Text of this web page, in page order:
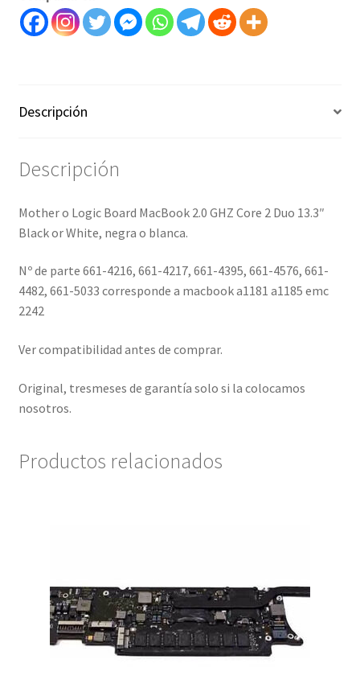
White
A1181
cantidad
Descripción
Descripción
Mother o Logic Board MacBook 2.0 GHZ Core 2 Duo 13.3″
Black or White, negra o blanca.
Nº de parte 661-4216, 661-4217, 661-4395, 661-4576, 661-
4482, 661-5033 corresponde a macbook a1181 a1185 emc
2242
Ver compatibilidad antes de comprar.
Original, tresmeses de garantía solo si la colocamos
nosotros.
Productos relacionados